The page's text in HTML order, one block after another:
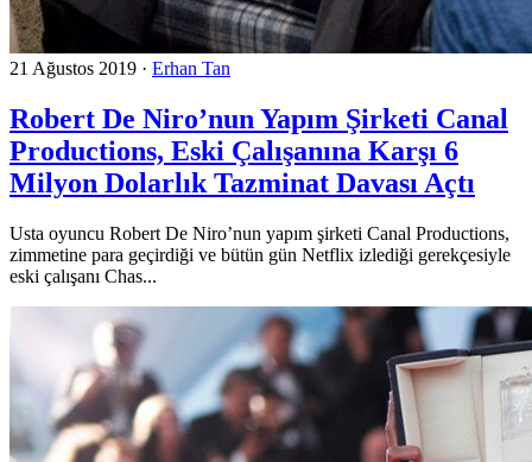
21 Ağustos 2019 · Erhan Tan
Robert De Niro’nun Yapım Şirketi Canal
Productions, Eski Çalışanına Karşı 6
Milyon Dolarlık Tazminat Davası Açtı
Usta oyuncu Robert De Niro’nun yapım şirketi Canal Productions,
zimmetine para geçirdiği ve bütün gün Netflix izlediği gerekçesiyle
eski çalışanı Chas...